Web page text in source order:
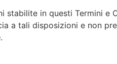
stabilite in questi Termini
a tali disposizioni e non